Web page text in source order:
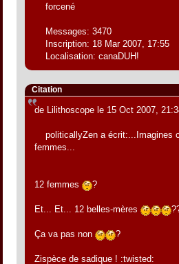
forcené
Messages: 3470
Inscription: 18 Mar 2007, 17:55
Localisation: canaDUH!
Citation
de Lilithoscope le 15 Oct 2007,
politicallyZen a écrit:...Imagines
femmes...
12 femmes ?
Et... Et... 12 belles-mères
Ça va pas non ?
Zispèce de sadique ! :twisted: